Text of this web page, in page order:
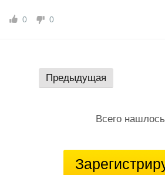
0 0
Предыдущая
Всего